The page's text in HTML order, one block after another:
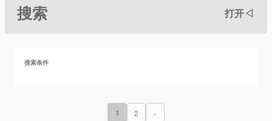
搜索 打开◁
搜索条件
1 2 ›